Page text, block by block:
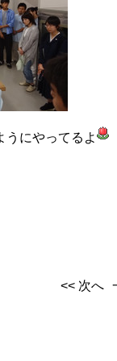
うにやってるよ
<< 次へ